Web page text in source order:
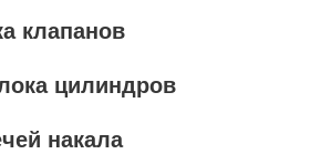
клапанов
цилиндров
накала